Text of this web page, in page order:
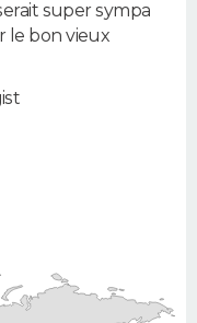
super sympa
le bon vieux